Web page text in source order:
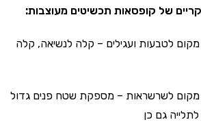
של קופסאות תכשיטים מעוצבות:
לטבעות ועגילים – קלה לנשיאה, קלה
לשרשראות – מספקת שטח פנים גדול
גם כן